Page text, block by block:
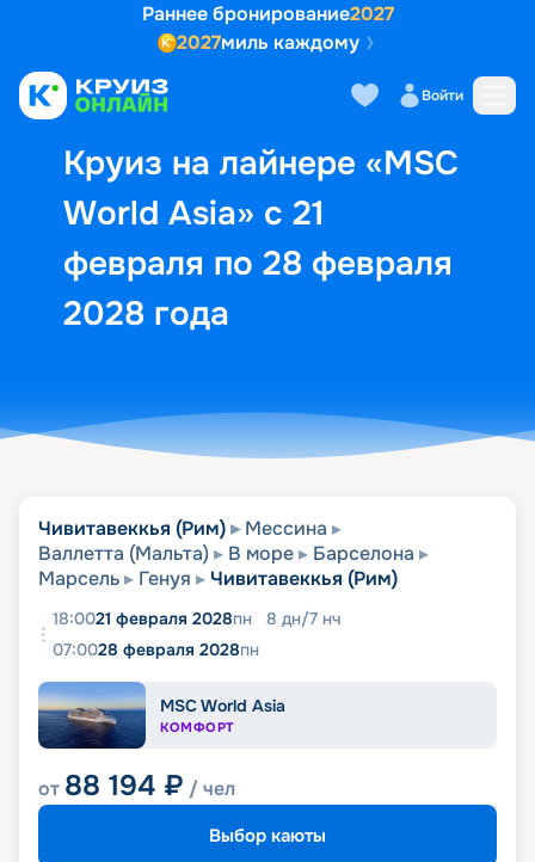
Раннее бронирование2027
2027миль каждому
Войти
Круиз на лайнере «MSC
World Asia» с 21
февраля по 28 февраля
2028 года
Выбор кают Маршрут и
Чивитавеккья (Рим)
Мессина
Валлетта (Мальта)
В море
Барселона
Марсель
Генуя Чивитавеккья (Рим)
18:0021 февраля 2028пн 8 дн/7 нч
07:0028 февраля 2028пн
MSC World Asia
КОМФОРТ
от 88 194 ₽ / чел
Выбор каюты